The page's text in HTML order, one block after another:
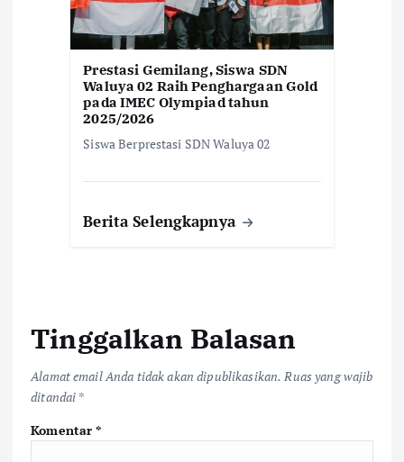
Prestasi Gemilang, Siswa SDN
Waluya 02 Raih Penghargaan Gold
pada IMEC Olympiad tahun
2025/2026
Siswa Berprestasi SDN Waluya 02
Berita Selengkapnya
Tinggalkan Balasan
Alamat email Anda tidak akan dipublikasikan. Ruas yang wajib
ditandai *
Komentar*